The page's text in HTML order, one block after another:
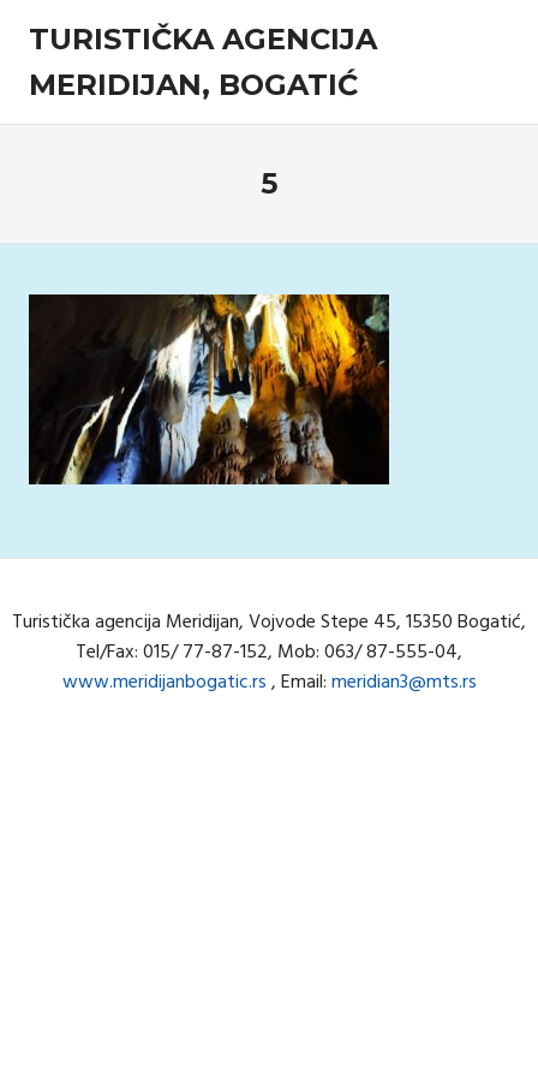
content
TURISTIČKA AGENCIJA
MERIDIJAN, BOGATIĆ
Turistička
5
Turistička agencija Meridijan, Vojvode Stepe 45, 15350 Bogatić,
Tel/Fax: 015/ 77-87-152, Mob: 063/ 87-555-04,
www.meridijanbogatic.rs, Email:meridian3@mts.rs